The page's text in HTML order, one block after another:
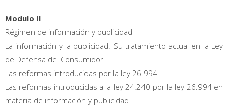
Modulo II
Régimen de información y publicidad
La información y la publicidad. Su tratamiento actual en la Ley
de Defensa del Consumidor
Las reformas introducidas por la ley 26.994
Las reformas introducidas a la ley 24.240 por la ley 26.994 en
materia de información y publicidad